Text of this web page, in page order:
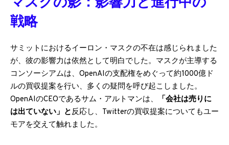
戦略
サミットにおけるイーロン・マスクの不在は感じられました
が、彼の影響力は依然として明白でした。マスクが主導する
コンソーシアムは、OpenAIの支配権をめぐって約1000億ド
ルの買収提案を行い、多くの疑問を呼び起こしました。
OpenAIのCEOであるサム・アルトマンは、
「会社は売りに
は出ていない」と反応し、Twitterの買収提案についてもユー
モアを交えて触れました。